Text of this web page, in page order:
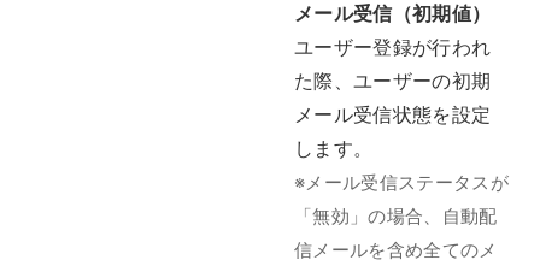
メール受信（初期値）
ユーザー登録が行われ
た際、ユーザーの初期
メール受信状態を設定
します。
※メール受信ステータスが
「無効」の場合、自動配
信メールを含め全てのメ